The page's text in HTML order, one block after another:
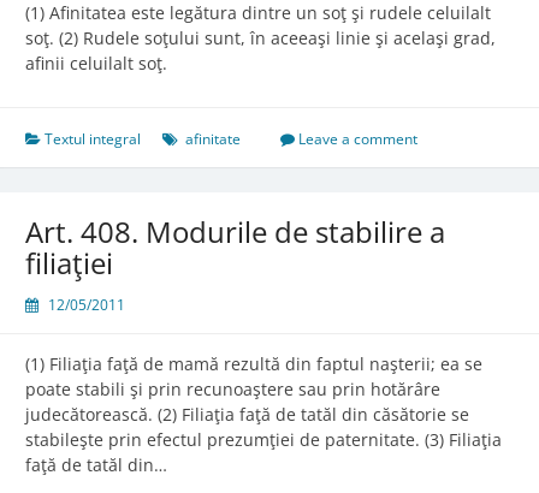
(1) Afinitatea este legătura dintre un soţ şi rudele celuilalt
soţ. (2) Rudele soţului sunt, în aceeaşi linie şi acelaşi grad,
afinii celuilalt soţ.
Textul integral afinitate Leave a comment
Art. 408. Modurile de stabilire a
filiaţiei
12/05/2011
(1) Filiaţia faţă de mamă rezultă din faptul naşterii; ea se
poate stabili şi prin recunoaştere sau prin hotărâre
judecătorească. (2) Filiaţia faţă de tatăl din căsătorie se
stabileşte prin efectul prezumţiei de paternitate. (3) Filiaţia
faţă de tatăl din…